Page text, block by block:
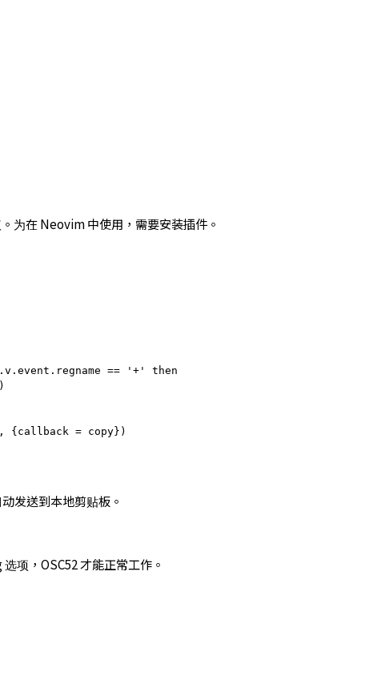
为在 Neovim 中使用，需要安装插件。
== '+' then
{callback = copy})
发送到本地剪贴板。
项，OSC52 才能正常工作。